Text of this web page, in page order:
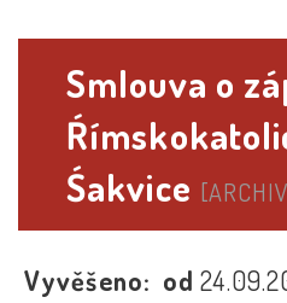
Smlouva o
Śakvice
Vyvěšeno: od